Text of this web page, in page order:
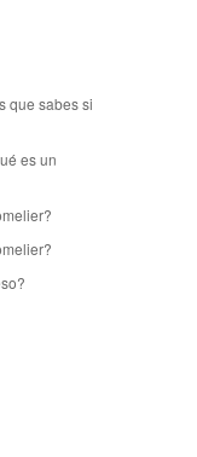
que sabes si
es un